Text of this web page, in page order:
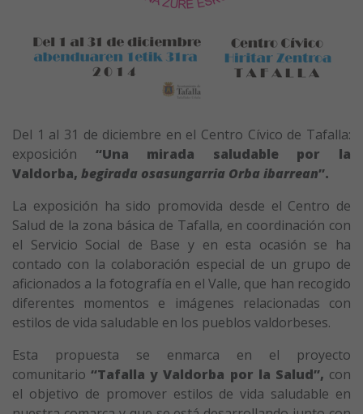
Del 1 al 31 de diciembre en el Centro Cívico de Tafalla:
exposición “Una mirada saludable por la
Valdorba, begirada osasungarria Orba ibarrean”.
La exposición ha sido promovida desde el Centro de
Salud de la zona básica de Tafalla, en coordinación con
el Servicio Social de Base y en esta ocasión se ha
contado con la colaboración especial de un grupo de
aficionados a la fotografía en el Valle, que han recogido
diferentes momentos e imágenes relacionadas con
estilos de vida saludable en los pueblos valdorbeses.
Esta propuesta se enmarca en el proyecto
comunitario“Tafalla y Valdorba por la Salud”, con
el objetivo de promover estilos de vida saludable en